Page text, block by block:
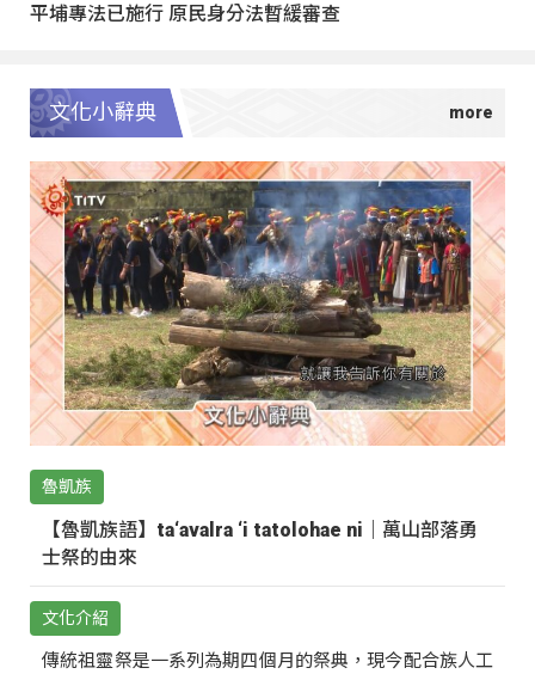
平埔專法已施行 原民身分法暫緩審查
文化小辭典
魯凱族
【魯凱族語】ta‘avalra ‘i tatolohae ni｜萬山部落勇
士祭的由來
文化介紹
傳統祖靈祭是一系列為期四個月的祭典，現今配合族人工